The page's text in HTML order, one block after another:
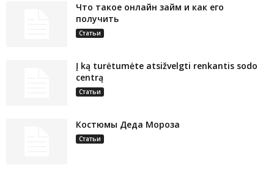
Что такое онлайн займ и как его
получить
Статьи
Į ką turėtumėte atsižvelgti renkantis sodo
centrą
Статьи
Костюмы Деда Мороза
Статьи